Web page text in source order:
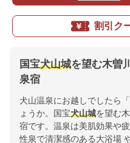
割引ク
国宝犬山城を望む木曽
泉宿
犬山温泉にお越しでしたら
ょうか。国宝犬山城を望む
宿です。温泉は美肌効果や
性泉で清潔感のある大浴場